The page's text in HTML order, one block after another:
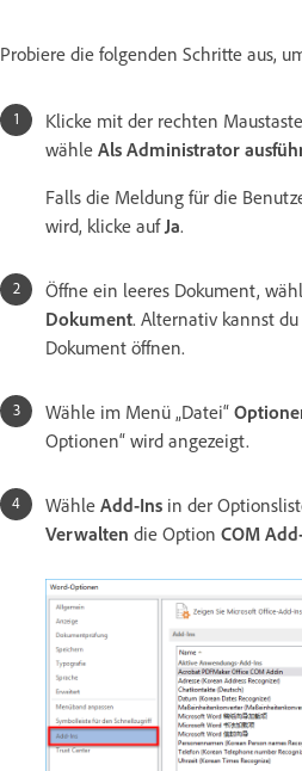
Probiere die folgenden Schritte aus,
Klicke mit der rechten
wähle Als Administrator
Falls die Meldung für die
wird, klicke auf Ja.
Öffne ein leeres Dokument,
Dokument. Alternativ kannst
Dokument öffnen.
Wähle im Menü „Datei“
Optionen“ wird angezeigt.
Wähle Add-Ins in der
Verwalten die Option COM